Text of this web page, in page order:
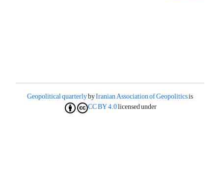
Geopolitical quarterlybyIranian Association of Geopoliticsis
licensed under
CC BY 4.0